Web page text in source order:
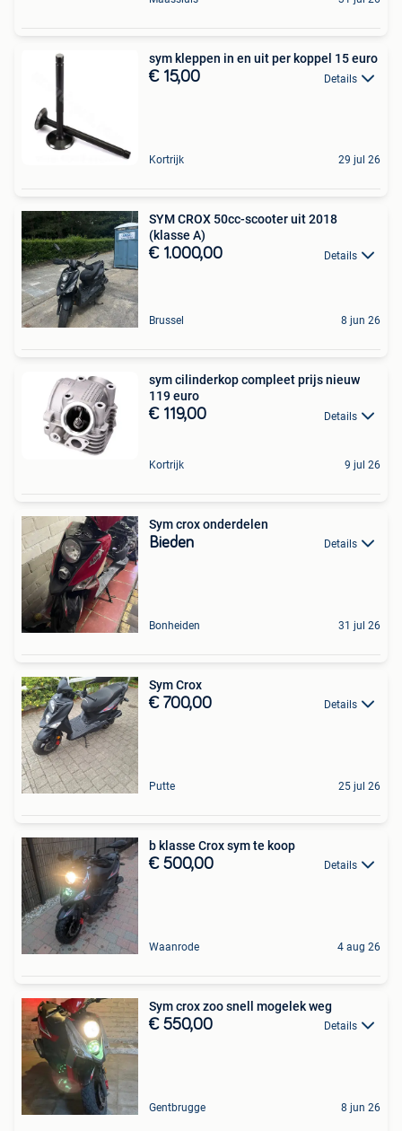
sym kleppen in en uit per koppel 15 euro
€ 15,00 Details
Kortrijk 29 jul 26
SYM CROX 50cc-scooter uit 2018
(klasse A)
€ 1.000,00 Details
Brussel 8 jun 26
sym cilinderkop compleet prijs nieuw
119 euro
€ 119,00 Details
Kortrijk 9 jul 26
Sym crox onderdelen
Bieden Details
Bonheiden 31 jul 26
Sym Crox
€ 700,00 Details
Putte 25 jul 26
b klasse Crox sym te koop
€ 500,00 Details
Waanrode 4 aug 26
Sym crox zoo snell mogelek weg
€ 550,00 Details
Gentbrugge 8 jun 26